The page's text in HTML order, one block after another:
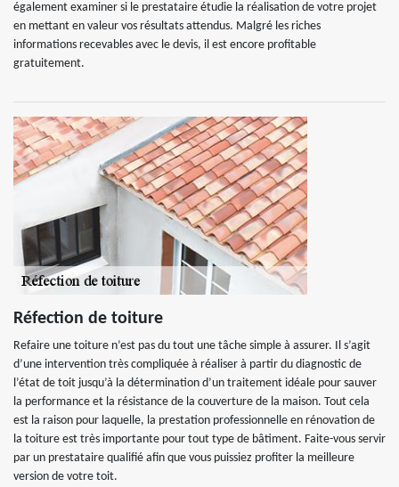
également examiner si le prestataire étudie la réalisation de votre projet
en mettant en valeur vos résultats attendus. Malgré les riches
informations recevables avec le devis, il est encore profitable
gratuitement.
Réfection de toiture
Refaire une toiture n’est pas du tout une tâche simple à assurer. Il s’agit
d’une intervention très compliquée à réaliser à partir du diagnostic de
l’état de toit jusqu’à la détermination d’un traitement idéale pour sauver
la performance et la résistance de la couverture de la maison. Tout cela
est la raison pour laquelle, la prestation professionnelle en rénovation de
la toiture est très importante pour tout type de bâtiment. Faite-vous servir
par un prestataire qualifié afin que vous puissiez profiter la meilleure
version de votre toit.